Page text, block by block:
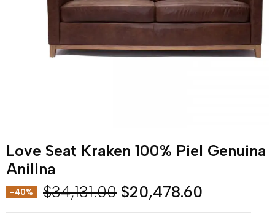
Love Seat Kraken 100% Piel Genuina
Anilina
-40% $34,131.00 $20,478.60